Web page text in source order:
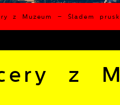
z Muzeum – Śladem
z